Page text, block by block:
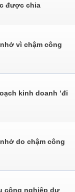
được chia
vì chậm công
kinh doanh ‘đi
do chậm công
công nghiệp dự